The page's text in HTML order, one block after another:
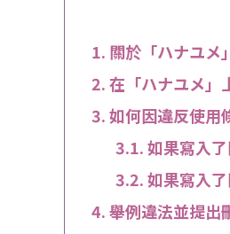
關於「ハナユメ
在「ハナユメ」
如何因違反使用
如果寫入
如果寫入
舉例違法並提出